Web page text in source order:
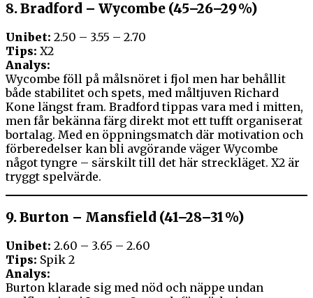
8.Bradford – Wycombe (45–26–29 %)
Unibet: 2.50 – 3.55 – 2.70
Tips: X2
Analys:
Wycombe föll på målsnöret i fjol men har behållit
både stabilitet och spets, med måltjuven Richard
Kone längst fram. Bradford tippas vara med i mitten,
men får bekänna färg direkt mot ett tufft organiserat
bortalag. Med en öppningsmatch där motivation och
förberedelser kan bli avgörande väger Wycombe
något tyngre – särskilt till det här streckläget. X2 är
tryggt spelvärde.
9.Burton – Mansfield (41–28–31 %)
Unibet: 2.60 – 3.65 – 2.60
Tips: Spik 2
Analys:
Burton klarade sig med nöd och näppe undan